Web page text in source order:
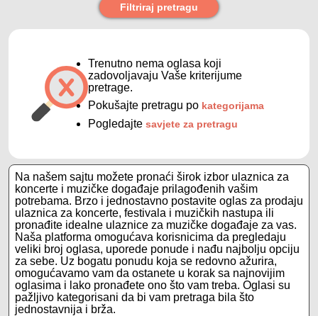
Filtriraj pretragu
Trenutno nema oglasa koji
zadovoljavaju Vaše kriterijume
pretrage.
Pokušajte pretragu po kategorijama
Pogledajte savjete za pretragu
Na našem sajtu možete pronaći širok izbor ulaznica za
koncerte i muzičke događaje prilagođenih vašim
potrebama. Brzo i jednostavno postavite oglas za prodaju
ulaznica za koncerte, festivala i muzičkih nastupa ili
pronađite idealne ulaznice za muzičke događaje za vas.
Naša platforma omogućava korisnicima da pregledaju
veliki broj oglasa, uporede ponude i nađu najbolju opciju
za sebe. Uz bogatu ponudu koja se redovno ažurira,
omogućavamo vam da ostanete u korak sa najnovijim
oglasima i lako pronađete ono što vam treba. Oglasi su
pažljivo kategorisani da bi vam pretraga bila što
jednostavnija i brža.